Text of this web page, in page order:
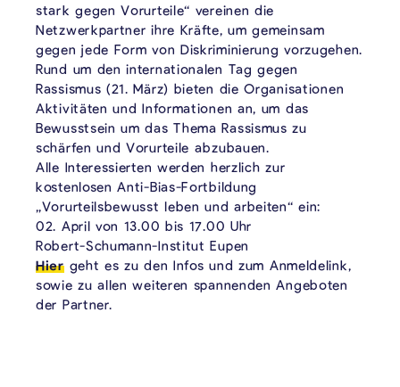
stark gegen Vorurteile“ vereinen die
Netzwerkpartner ihre Kräfte, um gemeinsam
gegen jede Form von Diskriminierung vorzugehen.
Rund um den internationalen Tag gegen
Rassismus (21. März) bieten die Organisationen
Aktivitäten und Informationen an, um das
Bewusstsein um das Thema Rassismus zu
schärfen und Vorurteile abzubauen.
Alle Interessierten werden herzlich zur
kostenlosen Anti-Bias-Fortbildung
„Vorurteilsbewusst leben und arbeiten“ ein:
02. April von 13.00 bis 17.00 Uhr
Robert-Schumann-Institut Eupen
Hiergeht es zu den Infos und zum Anmeldelink,
sowie zu allen weiteren spannenden Angeboten
der Partner.